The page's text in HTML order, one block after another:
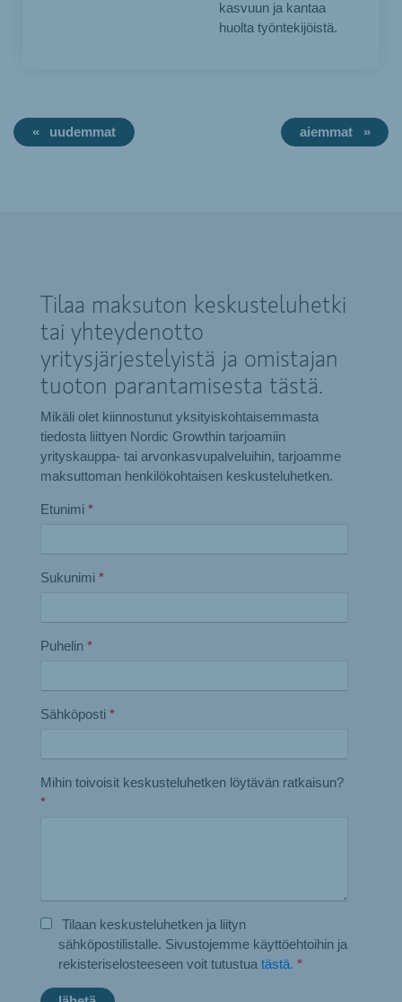
kasvuun ja kantaa
huolta työntekijöistä.
aiemmat
uudemmat
Tilaa maksuton keskusteluhetki
tai yhteydenotto
yritysjärjestelyistä ja omistajan
tuoton parantamisesta tästä.
Mikäli olet kiinnostunut yksityiskohtaisemmasta
tiedosta liittyen Nordic Growthin tarjoamiin
yrityskauppa- tai arvonkasvupalveluihin, tarjoamme
maksuttoman henkilökohtaisen keskusteluhetken.
Etunimi *
Sukunimi *
Puhelin *
Sähköposti *
Mihin toivoisit keskusteluhetken löytävän ratkaisun?
*
Tilaan keskusteluhetken ja liityn
sähköpostilistalle. Sivustojemme käyttöehtoihin ja
rekisteriselosteeseen voit tutustua tästä. *